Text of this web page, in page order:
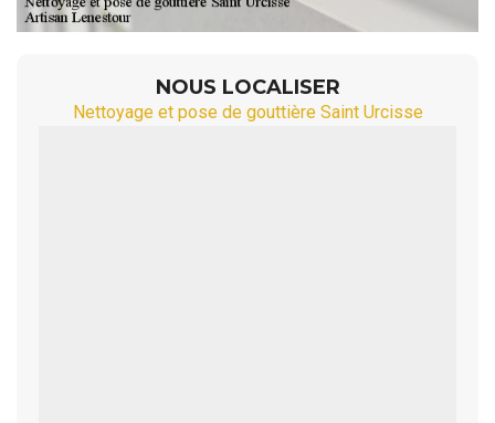
NOUS LOCALISER
Nettoyage et pose de gouttière Saint Urcisse